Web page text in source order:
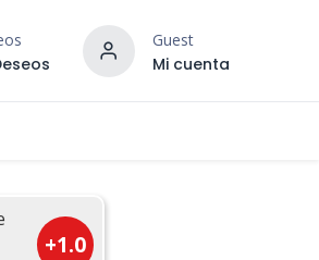
Guest
Mi cuenta
¡DESCUBRE NUESTRO
+1.0